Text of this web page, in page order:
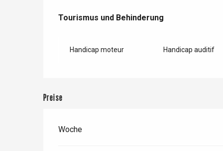
Tourismus und Behinderung
Tourismus und Behinderung
Handicap moteur Handicap auditif
Preise
Woche